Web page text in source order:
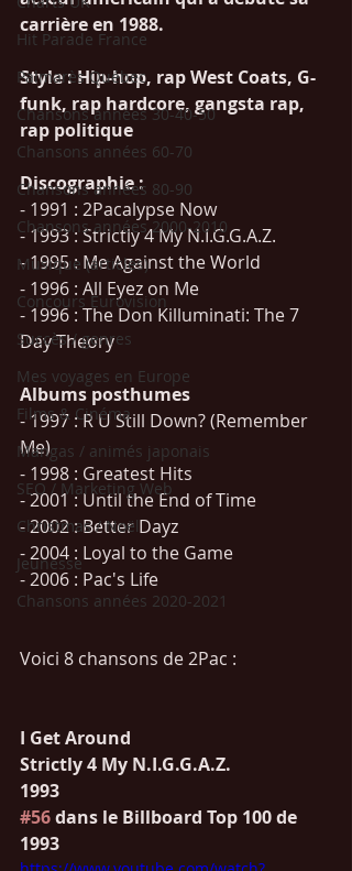
Hit Parade France
Palmarès Québec
Chansons années 30-40-50
Chansons années 60-70
Chansons années 80-90
Chansons années 2000-2010
Musique (articles)
Concours Eurovision
Succès / genres
Mes voyages en Europe
Films & Cinéma
Mangas / animés japonais
SEO / Marketing Web
Christmas / Noël
Jeunesse
Chansons années 2020-2021
carrière en 1988.
Style : Hip-hop, rap West Coats, G-
funk, rap hardcore, gangsta rap,
rap politique
Discographie :
- 1991 : 2Pacalypse Now
- 1993 : Strictly 4 My N.I.G.G.A.Z.
- 1995 : Me Against the World
- 1996 : All Eyez on Me
- 1996 : The Don Killuminati: The 7
Day Theory
Albums posthumes
- 1997 : R U Still Down? (Remember
Me)
- 1998 : Greatest Hits
- 2001 : Until the End of Time
- 2002 : Better Dayz
- 2004 : Loyal to the Game
- 2006 : Pac's Life
Voici 8 chansons de 2Pac :
I Get Around
Strictly 4 My N.I.G.G.A.Z.
1993
#56 dans le Billboard Top 100 de
1993